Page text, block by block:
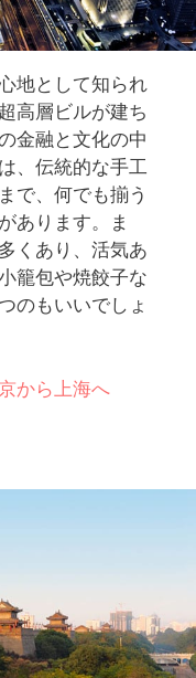
地として知られ
高層ビルが建ち
金融と文化の中
、伝統的な手工
で、何でも揃う
あります。ま
くあり、活気あ
籠包や焼餃子な
のもいいでしょ
から上海へ